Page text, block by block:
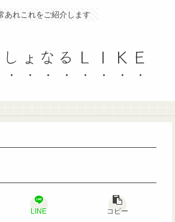
あれこれをご紹介します
ょなるＬＩＫＥ
LINE
コピー